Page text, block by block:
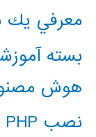
معرفي يك
بسته
هوش
نصب PHP و composer در ویندوز 10